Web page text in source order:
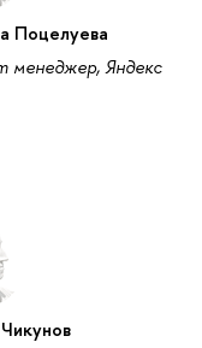
Поцелуева
менеджер, Яндекс